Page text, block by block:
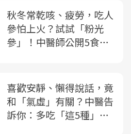
秋冬常乾咳、疲勞，吃人
參怕上火？試試「粉光
參」！中醫師公開5食
喜歡安靜、懶得說話，竟
和「氣虛」有關？中醫告
訴你：多吃「這5種」食